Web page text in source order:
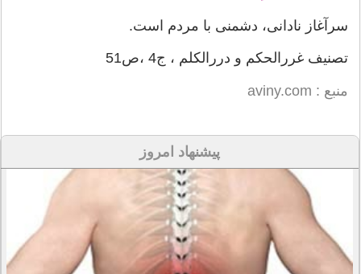
سرآغاز نادانی، دشمنی با مردم است.
تصنیف غررالحکم و دررالکلم ، ج4 ،ص51
منبع : aviny.com
پیشنهاد امروز